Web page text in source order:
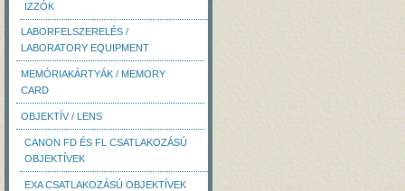
IZZÓK
LABORFELSZERELÉS /
LABORATORY EQUIPMENT
MEMÓRIAKÁRTYÁK / MEMORY
CARD
OBJEKTÍV / LENS
CANON FD ÉS FL CSATLAKOZÁSÚ
OBJEKTÍVEK
EXA CSATLAKOZÁSÚ OBJEKTÍVEK